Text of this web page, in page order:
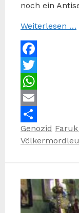
noch ein
Weiterlesen …
Facebook
Twitter
WhatsApp
Email
Teilen
Kategorien
Genozid